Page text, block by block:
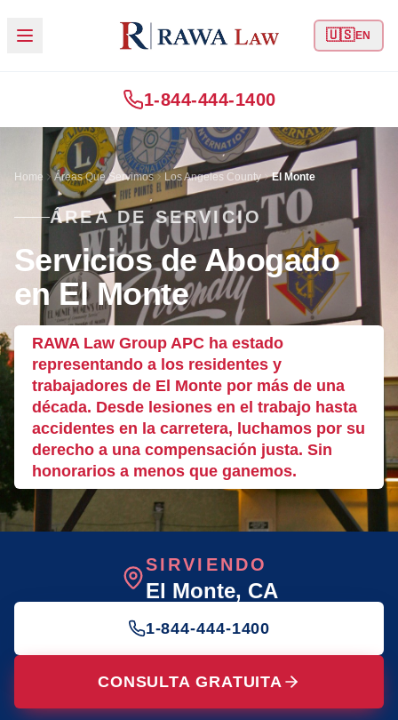
🇺🇸EN
1-844-444-1400
Home Áreas Que Servimos Los Angeles County El Monte
ÁREA DE SERVICIO
Servicios de Abogado
en El Monte
RAWA Law Group APC ha estado
representando a los residentes y
trabajadores de El Monte por más de una
década. Desde lesiones en el trabajo hasta
accidentes en la carretera, luchamos por su
derecho a una compensación justa. Sin
honorarios a menos que ganemos.
SIRVIENDO
El Monte, CA
1-844-444-1400
CONSULTA GRATUITA